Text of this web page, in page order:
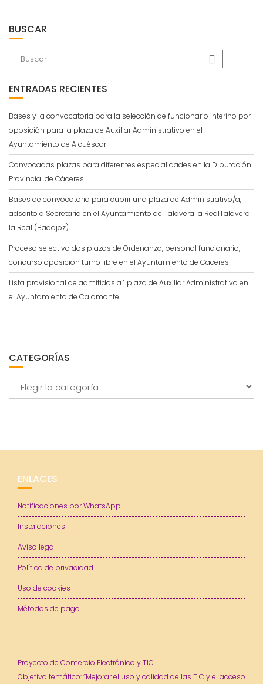
BUSCAR
ENTRADAS RECIENTES
Bases y la convocatoria para la selección de funcionario interino por
oposición para la plaza de Auxiliar Administrativo en el
Ayuntamiento de Alcuéscar
Convocadas plazas para diferentes especialidades en la Diputación
Provincial de Cáceres
Bases de convocatoria para cubrir una plaza de Administrativo/a,
adscrito a Secretaría en el Ayuntamiento de Talavera la RealTalavera
la Real (Badajoz)
Proceso selectivo dos plazas de Ordenanza, personal funcionario,
concurso oposición turno libre en el Ayuntamiento de Cáceres
Lista provisional de admitidos a 1 plaza de Auxiliar Administrativo en
el Ayuntamiento de Calamonte
CATEGORÍAS
ENLACES
Notificaciones por WhatsApp
Instalaciones
Aviso legal
Política de privacidad
Uso de cookies
Métodos de pago
Proyecto de Comercio Electrónico y TIC.
Objetivo temático: “Mejorar el uso y calidad de las TIC y el acceso